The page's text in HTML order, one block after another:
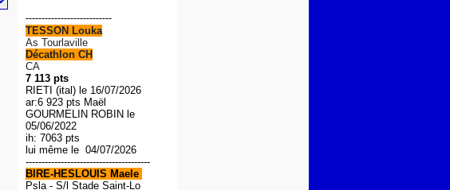
---------------------------
TESSON Louka
As Tourlaville
Décathlon CH
CA
7 113 pts
RIETI (ital) le 16/07/2026
ar:6 923 pts Maël
GOURMELIN ROBIN le
05/06/2022
ih: 7063 pts
lui même le 04/07/2026
---------------------------------------
BIRE-HESLOUIS Maele
Psla - S/l Stade Saint-Lo